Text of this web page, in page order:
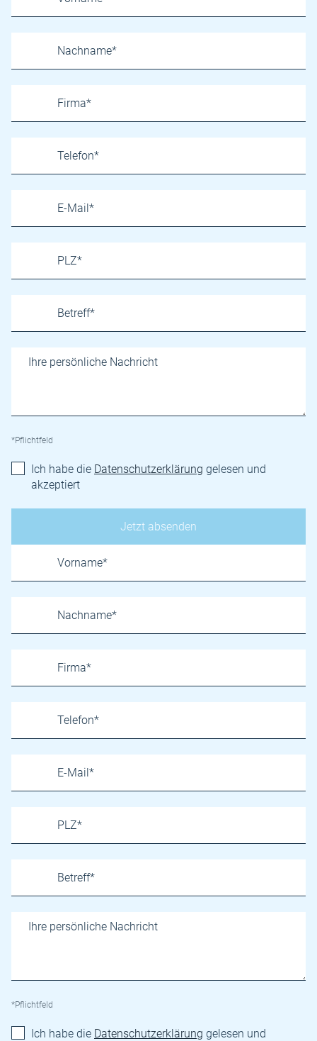
*Pflichtfeld
Ich habe die Datenschutzerklärung gelesen und
akzeptiert
*Pflichtfeld
Ich habe die Datenschutzerklärung gelesen und